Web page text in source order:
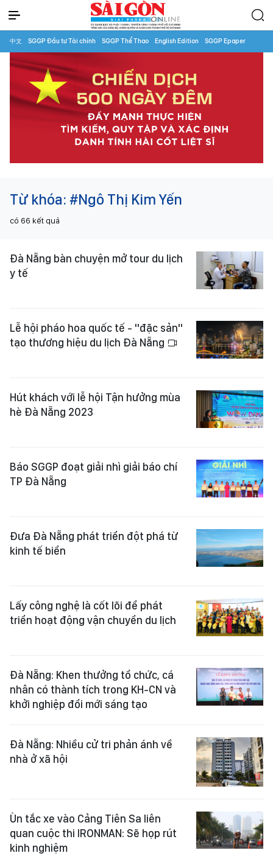
中文 SGGP Đầu tư Tài chính SGGP Thể Thao English Edition SGGP Epaper
Từ khóa: #Ngô Thị Kim Yến
có 66 kết quả
Đà Nẵng bàn chuyện mở tour du lịch
y tế
Lễ hội pháo hoa quốc tế - "đặc sản"
tạo thương hiệu du lịch Đà Nẵng
Hút khách với lễ hội Tận hưởng mùa
hè Đà Nẵng 2023
Báo SGGP đoạt giải nhì giải báo chí
TP Đà Nẵng
Đưa Đà Nẵng phát triển đột phá từ
kinh tế biển
Lấy công nghệ là cốt lõi để phát
triển hoạt động vận chuyển du lịch
Đà Nẵng: Khen thưởng tổ chức, cá
nhân có thành tích trong KH-CN và
khởi nghiệp đổi mới sáng tạo
Đà Nẵng: Nhiều cử tri phản ánh về
nhà ở xã hội
Ùn tắc xe vào Cảng Tiên Sa liên
quan cuộc thi IRONMAN: Sẽ họp rút
kinh nghiệm